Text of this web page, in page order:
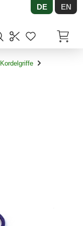
DE EN
Kordelgriffe